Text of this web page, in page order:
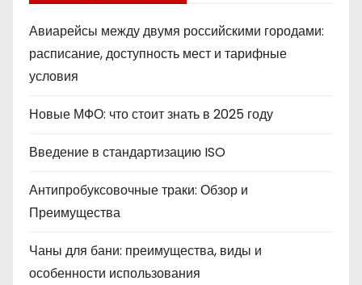
Авиарейсы между двумя российскими городами:
расписание, доступность мест и тарифные
условия
Новые МФО: что стоит знать в 2025 году
Введение в стандартизацию ISO
Антипробуксовочные траки: Обзор и
Преимущества
Чаны для бани: преимущества, виды и
особенности использования